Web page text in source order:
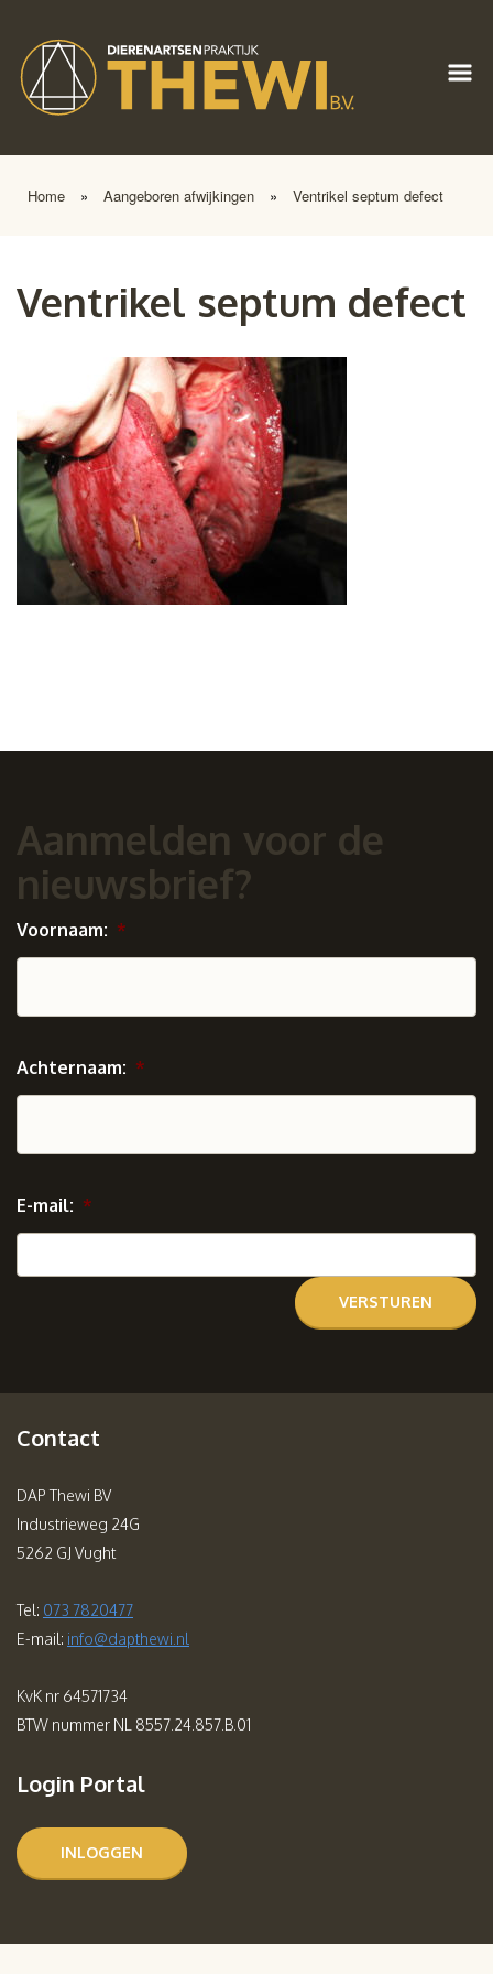
Home » Aangeboren afwijkingen » Ventrikel septum defect
Ventrikel septum defect
Aanmelden voor de
nieuwsbrief?
Voornaam: *
Achternaam: *
E-mail: *
Contact
DAP Thewi BV
Industrieweg 24G
5262 GJ Vught
Tel: 073 7820477
E-mail: info@dapthewi.nl
KvK nr 64571734
BTW nummer NL 8557.24.857.B.01
Login Portal
INLOGGEN